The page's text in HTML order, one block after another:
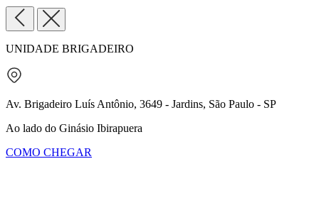
UNIDADE BRIGADEIRO
Av. Brigadeiro Luís Antônio, 3649 - Jardins, São Paulo - SP
Ao lado do Ginásio Ibirapuera
COMO CHEGAR